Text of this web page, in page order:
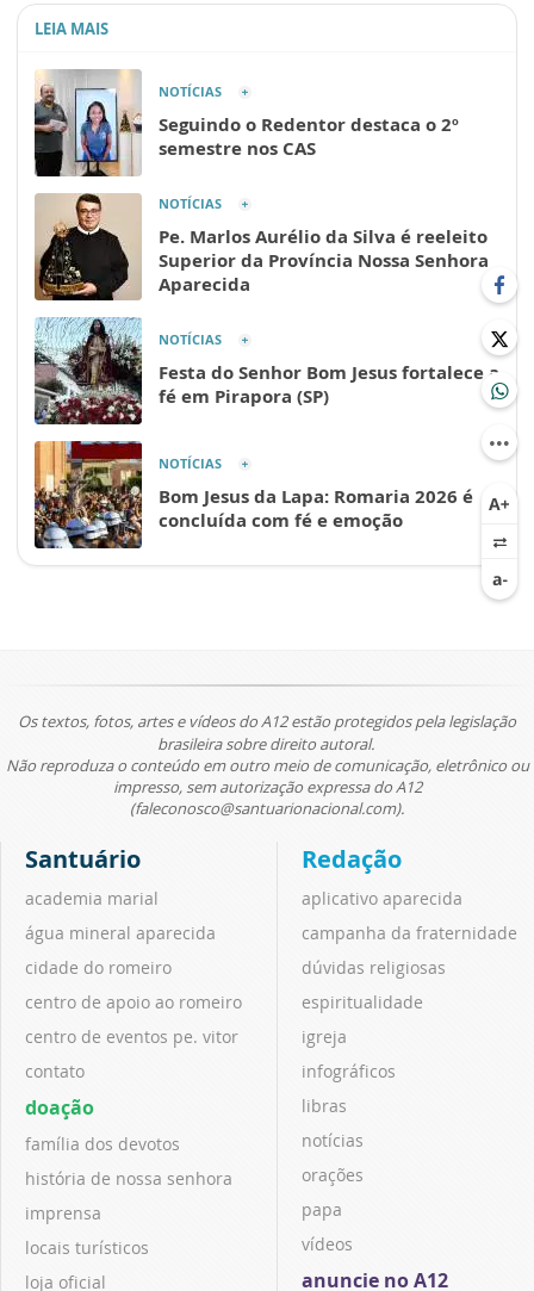
LEIA MAIS
NOTÍCIAS
Seguindo o Redentor destaca o 2º
semestre nos CAS
NOTÍCIAS
Pe. Marlos Aurélio da Silva é reeleito
Superior da Província Nossa Senhora
Aparecida
NOTÍCIAS
Festa do Senhor Bom Jesus fortalece a
fé em Pirapora (SP)
NOTÍCIAS
Bom Jesus da Lapa: Romaria 2026 é
concluída com fé e emoção
Os textos, fotos, artes e vídeos do A12 estão protegidos pela legislação
brasileira sobre direito autoral.
Não reproduza o conteúdo em outro meio de comunicação, eletrônico ou
impresso, sem autorização expressa do A12
(faleconosco@santuarionacional.com).
Santuário
academia marial
água mineral aparecida
cidade do romeiro
centro de apoio ao romeiro
centro de eventos pe. vitor
contato
doação
família dos devotos
história de nossa senhora
imprensa
locais turísticos
loja oficial
Redação
aplicativo aparecida
campanha da fraternidade
dúvidas religiosas
espiritualidade
igreja
infográficos
libras
notícias
orações
papa
vídeos
anuncie no A12